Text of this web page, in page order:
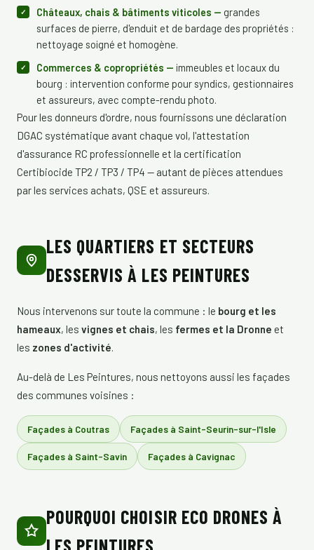
Châteaux, chais & bâtiments viticoles — grandes
surfaces de pierre, d'enduit et de bardage des propriétés :
nettoyage soigné et homogène.
Commerces & copropriétés — immeubles et locaux du
bourg : intervention conforme pour syndics, gestionnaires
et assureurs, avec compte-rendu photo.
Pour les donneurs d'ordre, nous fournissons une déclaration
DGAC systématique avant chaque vol, l'attestation
d'assurance RC professionnelle et la certification
Certibiocide TP2 / TP3 / TP4 — autant de pièces attendues
par les services achats, QSE et assureurs.
LES QUARTIERS ET SECTEURS
DESSERVIS À LES PEINTURES
Nous intervenons sur toute la commune : le bourg et les
hameaux, les vignes et chais, les fermes et la Dronne et
les zones d'activité.
Au-delà de Les Peintures, nous nettoyons aussi les façades
des communes voisines :
Façades à Coutras Façades à Saint-Seurin-sur-l'Isle
Façades à Saint-Savin Façades à Cavignac
POURQUOI CHOISIR ECO DRONES À